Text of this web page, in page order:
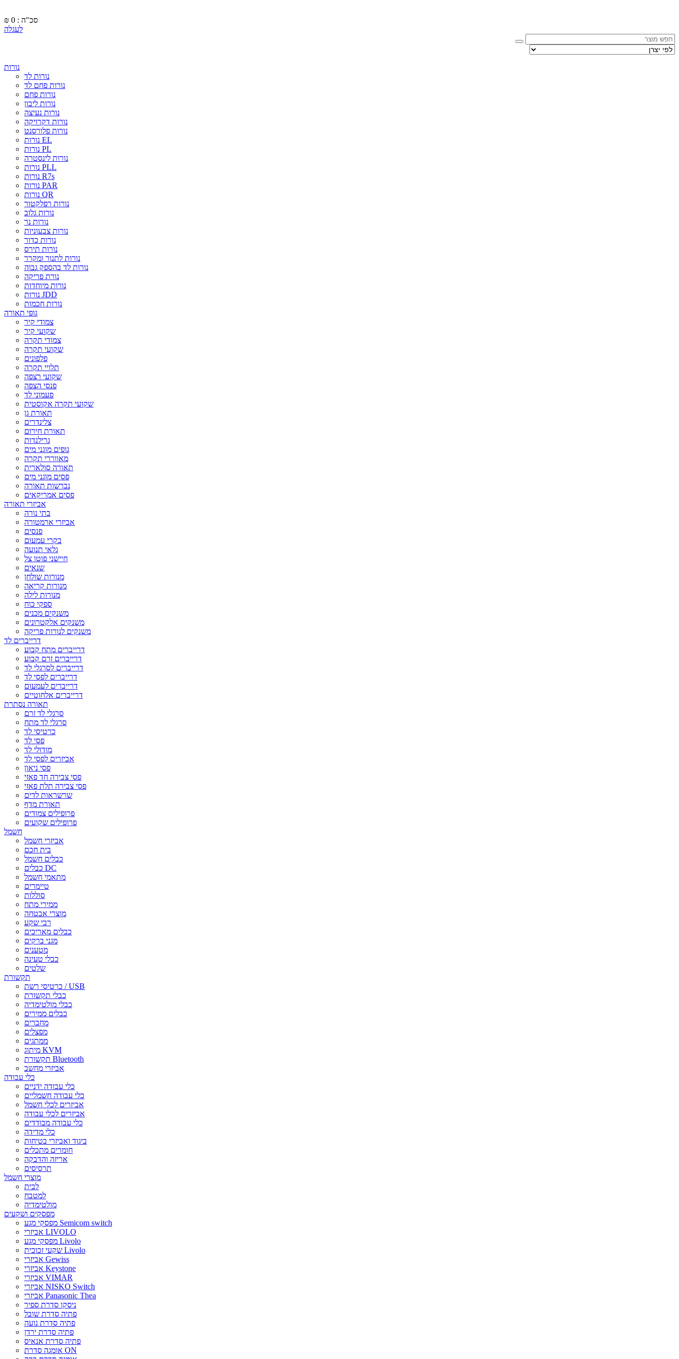
₪
סכ"ה : 0
לעגלה
נורות
נורות לד
נורות פחם לד
נורות פחם
נורות ליבון
נורות נעיצה
נורות דקרויקה
נורות פלורסנט
נורות EL
נורות PL
נורות לינסטרה
נורות PLL
נורות R7s
נורות PAR
נורות QR
נורות רפלקטור
נורות גלוב
נורות נר
נורות צבעוניות
נורות כדור
נורות תירס
נורות לתנור ומקרר
נורות לד בהספק גבוה
נורת פריקה
נורות מיוחדות
נורות JDD
נורות חכמות
גופי תאורה
צמודי קיר
שקועי קיר
צמודי תקרה
שקועי תקרה
פלפונים
תלויי תקרה
שקועי רצפה
פנסי הצפה
פעמוני לד
שקועי תקרה אקוסטית
תאורת גן
צלינדרים
תאורת חירום
גרילנדות
גופים מוגני מים
מאווררי תקרה
תאורה סולארית
פסים מוגני מים
נברשות תאורה
פסים אמריקאים
אביזרי תאורה
בתי נורה
אביזרי ארמטורה
פנסים
בקרי עמעום
גלאי תנועה
חיישני פוטו צל
שנאים
מנורות שולחן
מנורות קריאה
מנורות לילה
ספקי כוח
משנקים מכנים
משנקים אלקטרונים
משנקים לנורות פריקה
דרייברים לד
דרייברים מתח קבוע
דרייברים זרם קבוע
דרייברים לסרגלי לד
דרייברים לפסי לד
דרייברים לעמעום
דרייברים אלחוטיים
תאורה נסתרת
סרגלי לד זרם
סרגלי לד מתח
כרטיסי לד
פסי לד
מודולי לד
אביזרים לפסי לד
פסי ניאון
פסי צבירה חד פאזי
פסי צבירה תלת פאזי
שרשראות לדים
תאורת מדף
פרופילים צמודים
פרופילים שקועים
חשמל
אביזרי חשמל
בית חכם
כבלים חשמל
כבלים DC
מתאמי חשמל
טיימרים
סוללות
ממירי מתח
מוצרי אבטחה
רבי שקע
כבלים מאריכים
מגני ברקים
מטענים
כבלי טעינה
שלטים
תקשורת
כרטיסי רשת / USB
כבלי תקשורת
כבלי מולטימדיה
כבלים ממירים
מחברים
מפצלים
ממתגים
מיתוג KVM
תקשורת Bluetooth
אביזרי מחשב
כלי עבודה
כלי עבודה ידניים
כלי עבודה חשמליים
אביזרים לכלי חשמל
אביזרים לכלי עבודה
כלי עבודה מבודדים
כלי מדידה
ביגוד ואביזרי בטיחות
חומרים מתכלים
אריזה והדבקה
תרסיסים
מוצרי חשמל
לבית
למטבח
מולטימדיה
מפסקים ושקעים
מפסקי מגע Semicom switch
אביזרי LIVOLO
מפסקי מגע Livolo
שקעי זכוכית Livolo
אביזרי Gewiss
אביזרי Keystone
אביזרי VIMAR
אביזרי NISKO Switch
אביזרי Panasonic Thea
ניסקו סדרת ספיר
פתיה סדרת שובל
פתיה סדרת נועה
פתיה סדרת ירדן
פתיה סדרת אנאיס
אומגה סדרת ON